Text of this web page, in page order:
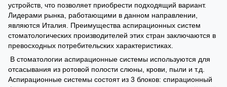
устройств, что позволяет приобрести подходящий вариант.
Лидерами рынка, работающими в данном направлении,
являются Италия. Преимущества аспирационных систем
стоматологических производителей этих стран заключаются в
превосходных потребительских характеристиках.
В стоматологии аспирационные системы используются для
отсасывания из ротовой полости слюны, крови, пыли и т.д.
Аспирационные системы состоят из 3 блоков: спирационный